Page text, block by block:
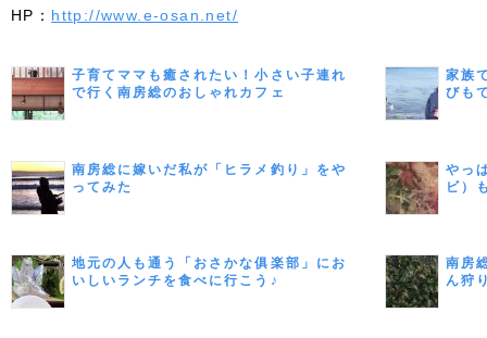
HP： http://www.e-osan.net/
子育てママも癒されたい！小さい子連れ
で行く南房総のおしゃれカフェ
家族
びも
南房総に嫁いだ私が「ヒラメ釣り」をや
ってみた
やっ
ビ）
地元の人も通う「おさかな俱楽部」にお
いしいランチを食べに行こう♪
南房
ん狩